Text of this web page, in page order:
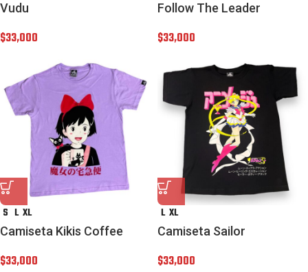
Vudu
$33,000
Follow The Leader
$33,000
S L XL
Camiseta Kikis Coffee
$33,000
L XL
Camiseta Sailor
$33,000